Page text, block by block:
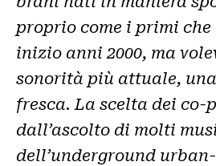
proprio come i primi
inizio anni 2000, ma
sonorità più attuale,
fresca. La scelta dei co-
dall’ascolto di molti
dell’underground